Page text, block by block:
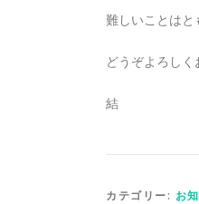
難しいことはと
どうぞよろしく
結
カテゴリー: お